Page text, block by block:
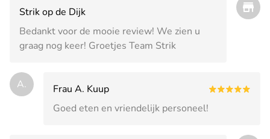
Strik op de Dijk
Bedankt voor de mooie review! We zien u
graag nog keer! Groetjes Team Strik
A.
Frau A. Kuup
Goed eten en vriendelijk personeel!